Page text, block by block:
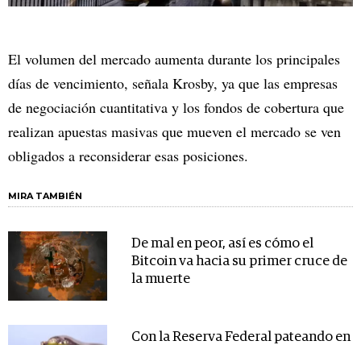
El volumen del mercado aumenta durante los principales
días de vencimiento, señala Krosby, ya que las empresas
de negociación cuantitativa y los fondos de cobertura que
realizan apuestas masivas que mueven el mercado se ven
obligados a reconsiderar esas posiciones.
MIRA TAMBIÉN
De mal en peor, así es cómo el
Bitcoin va hacia su primer cruce de
la muerte
Con la Reserva Federal pateando en